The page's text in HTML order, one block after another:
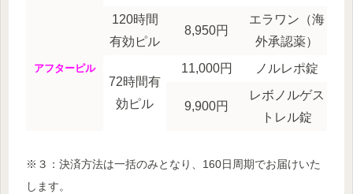
アフターピル
120時間
有効ピル
8,950円
エラワン（海
外承認薬）
72時間有
効ピル
11,000円 ノルレポ錠
9,900円
レボノルゲス
トレル錠
※３：決済方法は一括のみとなり、160日周期でお届けいた
します。